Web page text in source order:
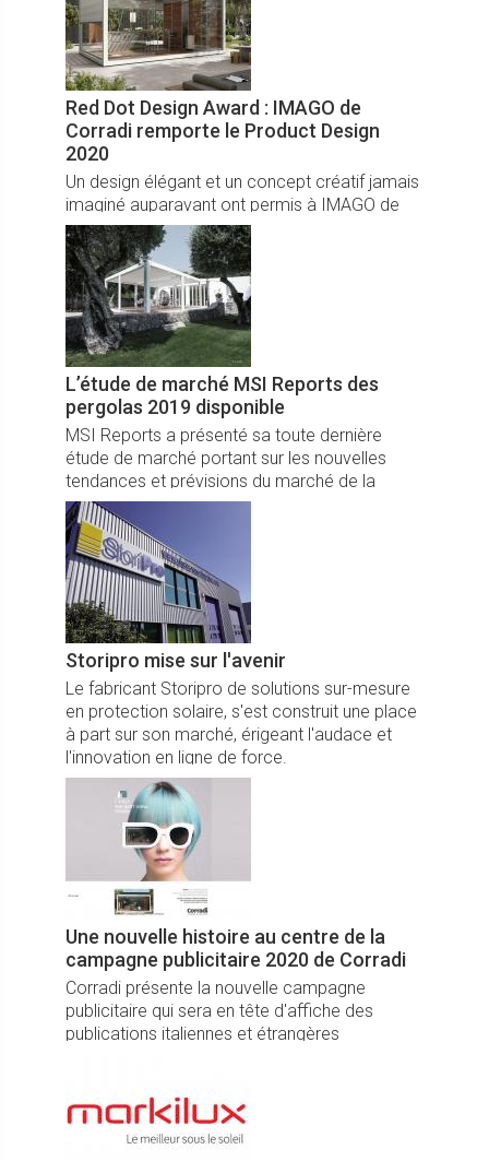
Red Dot Design Award : IMAGO de
Corradi remporte le Product Design
2020
Un design élégant et un concept créatif jamais
imaginé auparavant ont permis à IMAGO de
Corradi de remporter le prestigieux prix Red
Dot Award: Product Design 2020.
L’étude de marché MSI Reports des
pergolas 2019 disponible
MSI Reports a présenté sa toute dernière
étude de marché portant sur les nouvelles
tendances et prévisions du marché de la
pergola en France.
Storipro mise sur l'avenir
Le fabricant Storipro de solutions sur-mesure
en protection solaire, s'est construit une place
à part sur son marché, érigeant l'audace et
l'innovation en ligne de force.
Une nouvelle histoire au centre de la
campagne publicitaire 2020 de Corradi
Corradi présente la nouvelle campagne
publicitaire qui sera en tête d'affiche des
publications italiennes et étrangères